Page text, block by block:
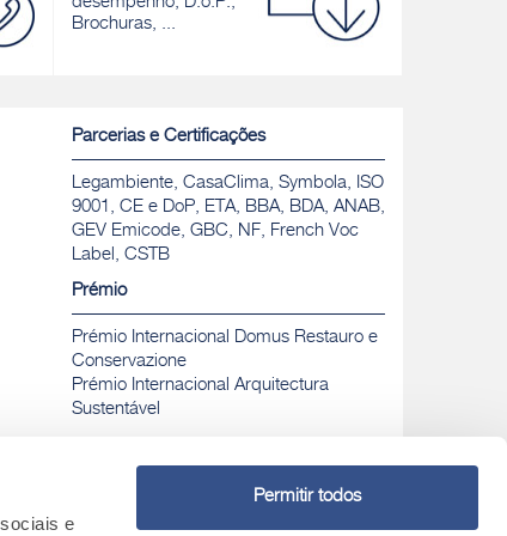
e
Permitir todos
Brochuras, ...
Parcerias e Certificações
Legambiente, CasaClima, Symbola, ISO
9001, CE e DoP, ETA, BBA, BDA, ANAB,
GEV Emicode, GBC, NF, French Voc
Label, CSTB
Prémio
Prémio Internacional Domus Restauro e
Conservazione
Prémio Internacional Arquitectura
Sustentável
Chamada para rede fixa nacional gratuita